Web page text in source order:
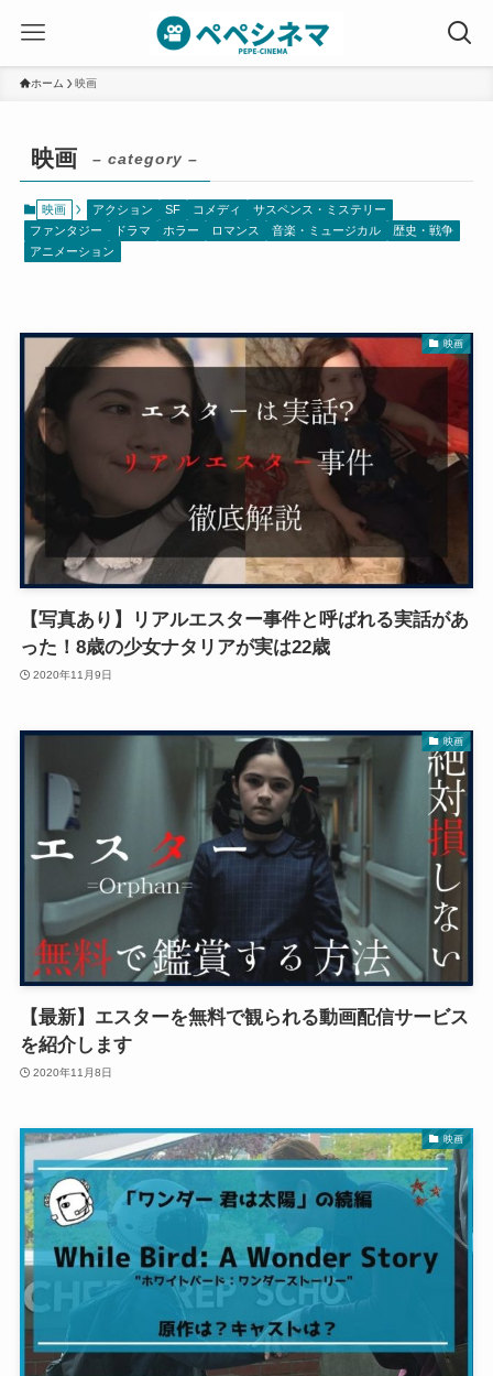
ホーム 映画
映画 – category –
映画 アクション SF コメディ
サスペンス・ミステリー
ファンタジー
ドラマ ホラー ロマンス 音楽・ミュージカル
歴史・戦争
アニメーション
映画
【写真あり】リアルエスター事件と呼ばれる実話があ
った！8歳の少女ナタリアが実は22歳
2020年11月9日
映画
【最新】エスターを無料で観られる動画配信サービス
を紹介します
2020年11月8日
映画